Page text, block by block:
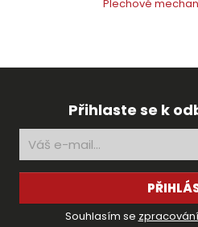
Plechové
Přihlaste se k
Souhlasím se